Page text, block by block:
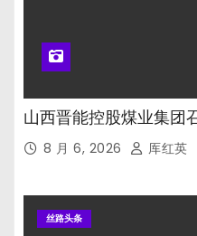
山西晋能控股煤业集团
8 月 6, 2026 厍红英
丝路头条